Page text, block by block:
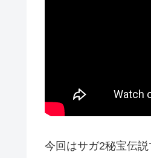
今回はサガ2秘宝伝